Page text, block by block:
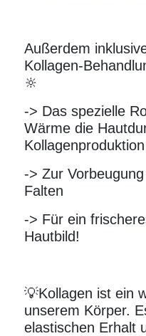
Außerdem
Kollagen-
🔆
-> Das spezielle
Wärme die
-> Zur
Falten
-> Für ein
Hautbild!
💡Kollagen ist ein
unserem Körper.
elastischen Erhalt